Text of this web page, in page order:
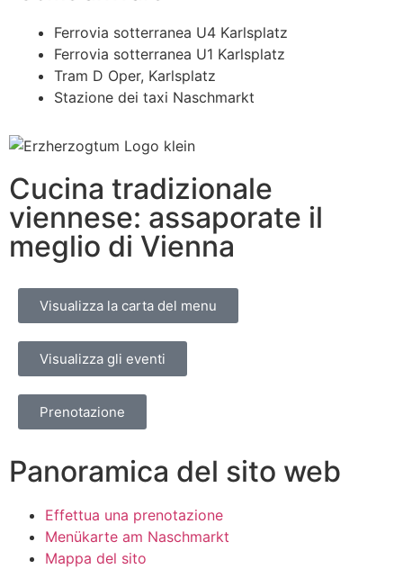
Ferrovia sotterranea U4 Karlsplatz
Ferrovia sotterranea U1 Karlsplatz
Tram D Oper, Karlsplatz
Stazione dei taxi Naschmarkt
Cucina tradizionale
viennese: assaporate il
meglio di Vienna
Visualizza la carta del menu
Visualizza gli eventi
Prenotazione
Panoramica del sito web
Effettua una prenotazione
Menükarte am Naschmarkt
Mappa del sito